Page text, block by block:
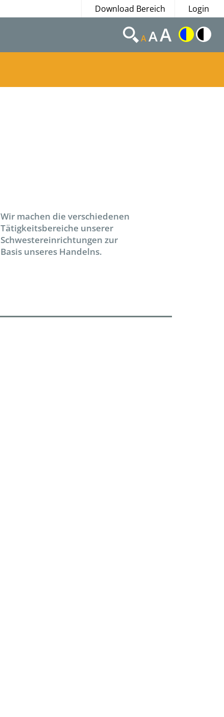
Download Bereich Login
AAA
Wir machen die verschiedenen
Tätigkeitsbereiche unserer
Schwestereinrichtungen zur
Basis unseres Handelns.